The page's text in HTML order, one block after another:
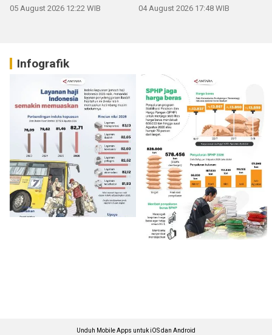
05 August 2026 12:22 WIB 04 August 2026 17:48 WIB
Infografik
Unduh Mobile Apps untuk iOS dan Android